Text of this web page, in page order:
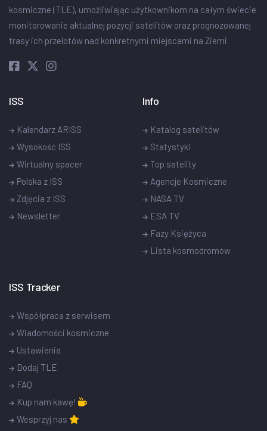
kosmiczne (TLE), umożliwiając użytkownikom na całym świecie
monitorowanie aktualnej pozycji satelitów oraz prognozowanej
trasy ich przelotów nad konkretnymi miejscami na Ziemi.
ISS
Kalendarz ARISS
Wysokość ISS
Wirtualny spacer
Polska z ISS
Zdjęcia z ISS
Newsletter
Info
Katalog satelitów
Statystyki
Top satelity
Agencje Kosmiczne
NASA TV
ESA TV
Fazy Księżyca
Lista kosmodromów
ISS Tracker
Współpraca z serwisem
Wiadomości kosmiczne
Ustawienia
Dodaj TLE
FAQ
Kup nam kawę!
Wesprzyj nas